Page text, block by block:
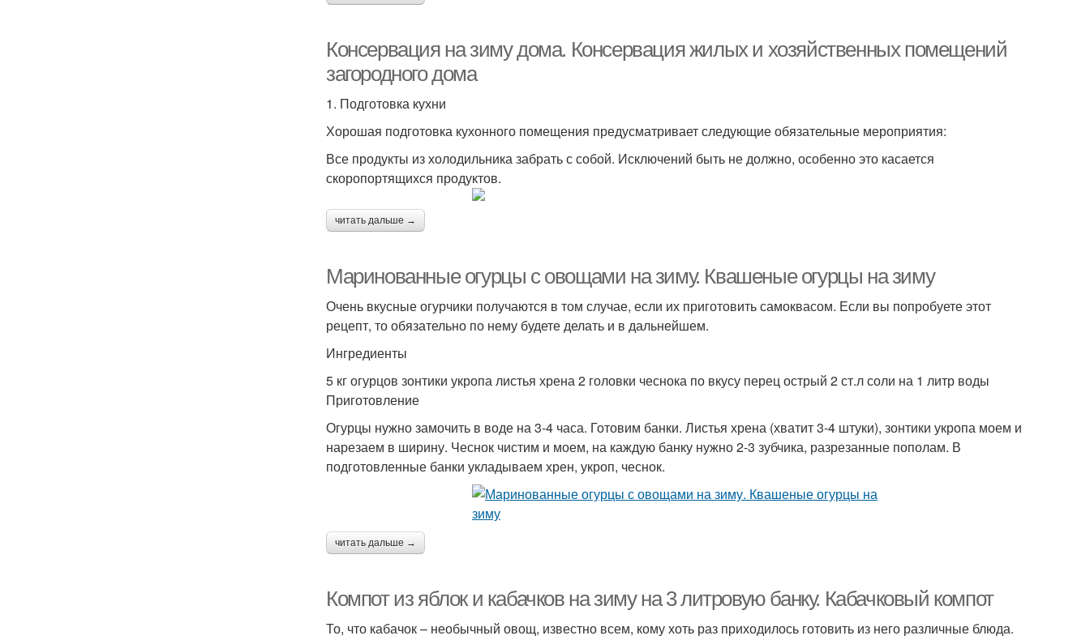
Консервация на зиму дома. Консервация жилых и хозяйственных помещений
загородного дома
1. Подготовка кухни
Хорошая подготовка кухонного помещения предусматривает следующие обязательные мероприятия:
Все продукты из холодильника забрать с собой. Исключений быть не должно, особенно это касается
скоропортящихся продуктов.
читать дальше →
Маринованные огурцы с овощами на зиму. Квашеные огурцы на зиму
Очень вкусные огурчики получаются в том случае, если их приготовить самоквасом. Если вы попробуете этот
рецепт, то обязательно по нему будете делать и в дальнейшем.
Ингредиенты
5 кг огурцов зонтики укропа листья хрена 2 головки чеснока по вкусу перец острый 2 ст.л соли на 1 литр воды
Приготовление
Огурцы нужно замочить в воде на 3-4 часа. Готовим банки. Листья хрена (хватит 3-4 штуки), зонтики укропа моем и
нарезаем в ширину. Чеснок чистим и моем, на каждую банку нужно 2-3 зубчика, разрезанные пополам. В
подготовленные банки укладываем хрен, укроп, чеснок.
читать дальше →
Компот из яблок и кабачков на зиму на 3 литровую банку. Кабачковый компот
То, что кабачок – необычный овощ, известно всем, кому хоть раз приходилось готовить из него различные блюда.